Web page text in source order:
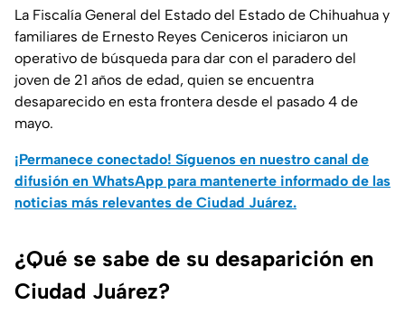
La Fiscalía General del Estado del Estado de Chihuahua y
familiares de Ernesto Reyes Ceniceros iniciaron un
operativo de búsqueda para dar con el paradero del
joven de 21 años de edad, quien se encuentra
desaparecido en esta frontera desde el pasado 4 de
mayo.
¡Permanece conectado! Síguenos en nuestro canal de
difusión en WhatsApp para mantenerte informado de las
noticias más relevantes de Ciudad Juárez.
¿Qué se sabe de su desaparición en
Ciudad Juárez?